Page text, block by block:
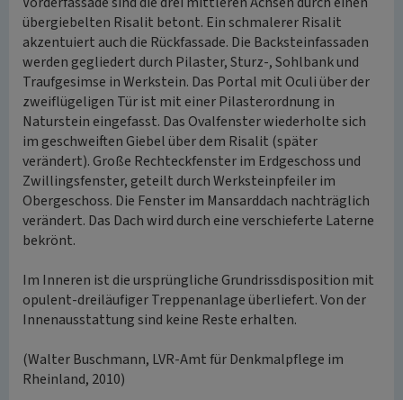
übergiebelten Risalit betont. Ein schmalerer Risalit
akzentuiert auch die Rückfassade. Die Backsteinfassaden
werden gegliedert durch Pilaster, Sturz-, Sohlbank und
Traufgesimse in Werkstein. Das Portal mit Oculi über der
zweiflügeligen Tür ist mit einer Pilasterordnung in
Naturstein eingefasst. Das Ovalfenster wiederholte sich
im geschweiften Giebel über dem Risalit (später
verändert). Große Rechteckfenster im Erdgeschoss und
Zwillingsfenster, geteilt durch Werksteinpfeiler im
Obergeschoss. Die Fenster im Mansarddach nachträglich
verändert. Das Dach wird durch eine verschieferte Laterne
bekrönt.
Im Inneren ist die ursprüngliche Grundrissdisposition mit
opulent-dreiläufiger Treppenanlage überliefert. Von der
Innenausstattung sind keine Reste erhalten.
(Walter Buschmann, LVR-Amt für Denkmalpflege im
Rheinland, 2010)